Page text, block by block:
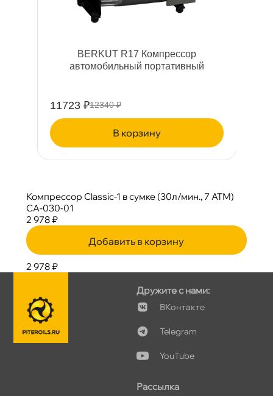
BERKUT R17 Компрессор
автомобильный портативный
11723 ₽12340 ₽
корзину
Компрессор Classic-1 в сумке (30л/мин., 7 АТМ)
CA-030-01
2 978 ₽
Добавить в корзину
2 978 ₽
Дружите с нами:
Контакте
Telegram
YouTube
Рассылка